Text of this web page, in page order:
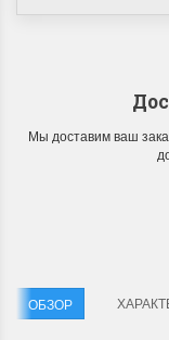
Мы доставим ваш
ОБЗОР